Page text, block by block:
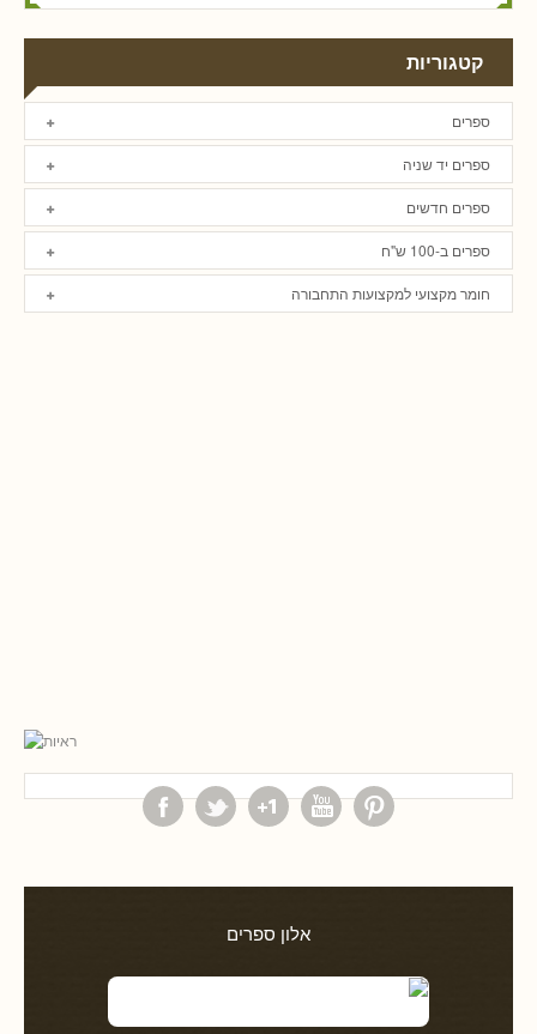
קטגוריות
ספרים
ספרים יד שניה
ספרים חדשים
ספרים ב-100 ש"ח
חומר מקצועי למקצועות התחבורה
אלון ספרים